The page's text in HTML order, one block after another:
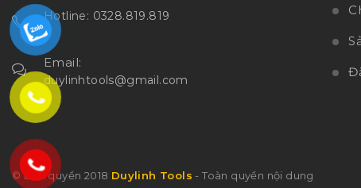
Hotline: 0328.819.819
Email:
duylinhtools@gmail.com
© Bản quyền 2018 Duylinh Tools - Toàn quyền nội dung